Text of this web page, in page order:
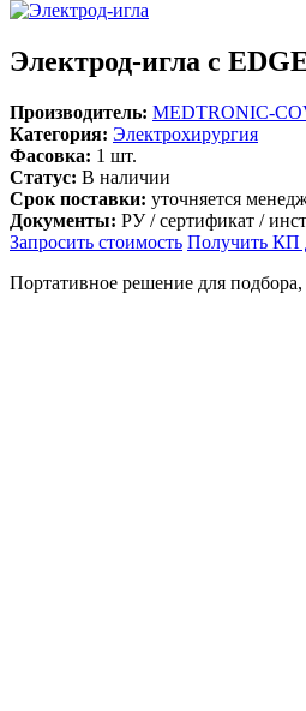
Электрод-игла с
Производитель: MEDTRONIC-
Категория: Электрохирургия
Фасовка: 1 шт.
Статус: В наличии
Срок поставки: уточняется
Документы: РУ / сертификат /
Запросить стоимость Получить КП
Портативное решение для